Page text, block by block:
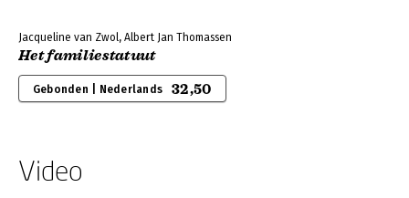
Jacqueline van Zwol, Albert Jan Thomassen
Het familiestatuut
Gebonden | Nederlands 32,50
Video